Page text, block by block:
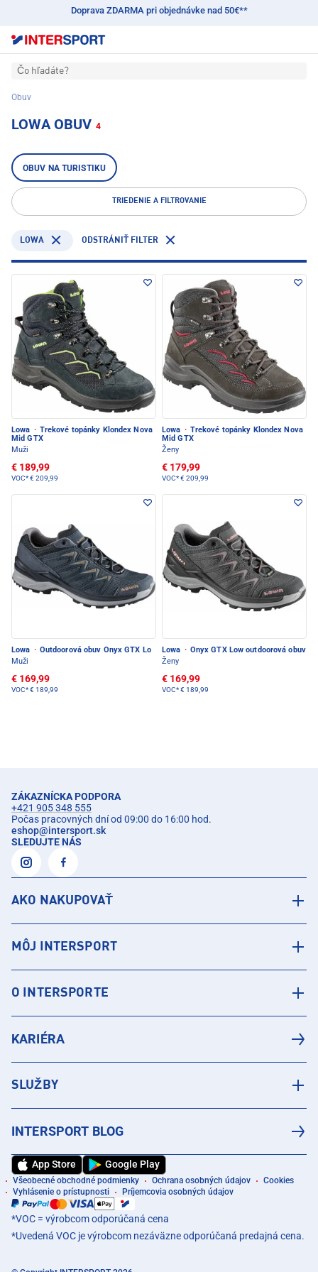
Doprava ZDARMA pri objednávke nad 50€**
Čo hľadáte?
Obuv
LOWA OBUV 4
OBUV NA TURISTIKU
TRIEDENIE A FILTROVANIE
LOWA ODSTRÁNIŤ FILTER
Lowa · Trekové topánky Klondex Nova
Mid GTX
Muži
€ 189,99
VOC*€ 209,99
Lowa · Trekové topánky Klondex Nova
Mid GTX
Ženy
€ 179,99
VOC*€ 209,99
Lowa · Outdoorová obuv Onyx GTX Lo
Muži
€ 169,99
VOC*€ 189,99
Lowa · Onyx GTX Low outdoorová obuv
Ženy
€ 169,99
VOC*€ 189,99
ZÁKAZNÍCKA PODPORA
+421 905 348 555
Počas pracovných dní od 09:00 do 16:00 hod.
eshop@intersport.sk
SLEDUJTE NÁS
AKO NAKUPOVAŤ
MÔJ INTERSPORT
O INTERSPORTE
KARIÉRA
SLUŽBY
INTERSPORT BLOG
App Store Google Play
Všeobecné obchodné podmienky Ochrana osobných údajov
Cookies
Vyhlásenie o prístupnosti
Príjemcovia osobných údajov
*VOC = výrobcom odporúčaná cena
*Uvedená VOC je výrobcom nezáväzne odporúčaná predajná cena.